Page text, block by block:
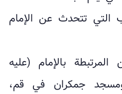
التي تتحدث عن الإمام
المرتبطة بالإمام (عليه
ومسجد جمكران في قم،